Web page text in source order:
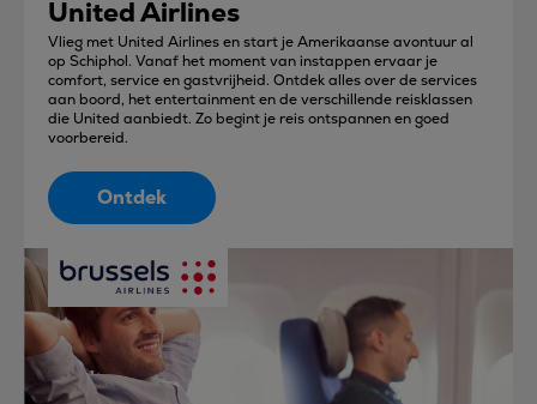
United Airlines
Vlieg met United Airlines en start je Amerikaanse avontuur al
op Schiphol. Vanaf het moment van instappen ervaar je
comfort, service en gastvrijheid. Ontdek alles over de services
aan boord, het entertainment en de verschillende reisklassen
die United aanbiedt. Zo begint je reis ontspannen en goed
voorbereid.
Ontdek